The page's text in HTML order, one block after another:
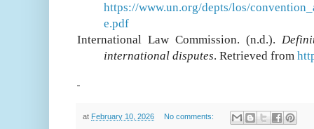
https://www.un.org/depts/los/
e.pdf
International Law Commission. (n.d.).
international disputes. Retrieved from
at February 10, 2026 No comments: